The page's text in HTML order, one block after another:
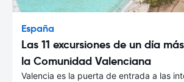
España
Las 11 excursiones de un día
la Comunidad Valenciana
Valencia es la puerta de entrada a las